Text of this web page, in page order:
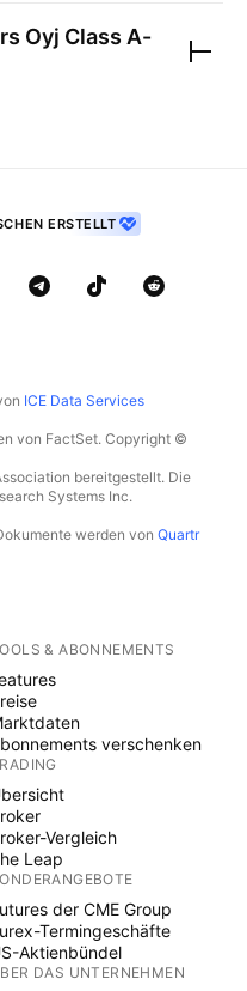
Oyj Class A-
ERSTELLT
ICE Data Services
von FactSet. Copyright ©
bereitgestellt. Die
Systems Inc.
werden von Quartr
& ABONNEMENTS
verschenken
Vergleich
Leap
der CME Group
Termingeschäfte
Aktienbündel
DAS UNTERNEHMEN